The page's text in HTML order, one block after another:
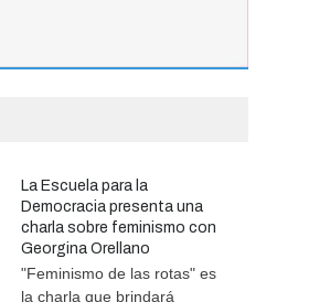
El Tren del Juego convocó
a cientos de familias en la
Vieja Estación
TURISMO 27/07/2026
La Escuela para la
Democracia presenta una
charla sobre feminismo con
Georgina Orellano
"Feminismo de las rotas" es
la charla que brindará